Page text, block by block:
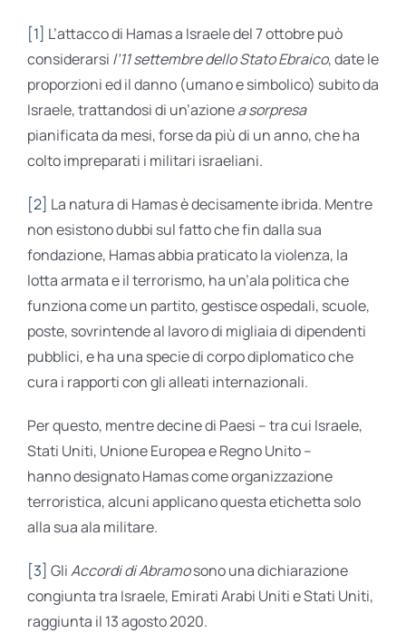
[1] L’attacco di Hamas a Israele del 7 ottobre può
considerarsi l’11 settembre dello Stato Ebraico, date le
proporzioni ed il danno (umano e simbolico) subito da
Israele, trattandosi di un’azionea sorpresa
pianificata da mesi, forse da più di un anno, che ha
colto impreparati i militari israeliani.
[2] La natura di Hamas è decisamente ibrida. Mentre
non esistono dubbi sul fatto che fin dalla sua
fondazione, Hamas abbia praticato la violenza, la
lotta armata e il terrorismo, ha un’ala politica che
funziona come un partito, gestisce ospedali, scuole,
poste, sovrintende al lavoro di migliaia di dipendenti
pubblici, e ha una specie di corpo diplomatico che
cura i rapporti con gli alleati internazionali.
Per questo, mentre decine di Paesi – tra cui Israele,
Stati Uniti, Unione Europea e Regno Unito –
hanno designato Hamas come organizzazione
terroristica, alcuni applicano questa etichetta solo
alla sua ala militare.
[3] GliAccordi di Abramosono una dichiarazione
congiunta tra Israele, Emirati Arabi Uniti e Stati Uniti,
raggiunta il 13 agosto 2020.